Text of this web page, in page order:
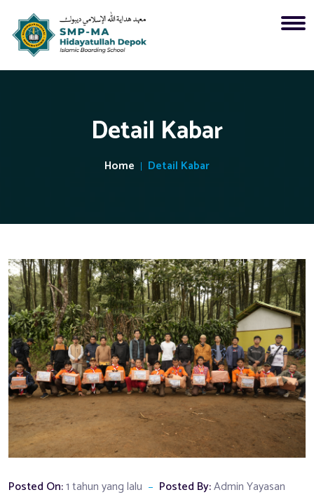
Detail Kabar
Home Detail Kabar
Posted On:1 tahun yang lalu Posted By:Admin Yayasan